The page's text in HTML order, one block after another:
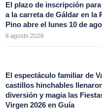
El plazo de inscripción
a la carreta de Gáldar en la
Pino abre el lunes 10 de
8 agosto 2026
El espectáculo familiar de
castillos hinchables
diversión y magia las
Virgen 2026 en Guía